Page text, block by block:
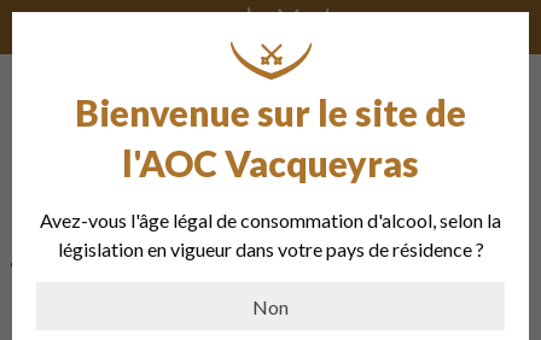
La ferme du Mont
« Une passion illimitée pour les beaux
grenaches »
Bienvenue sur le site de
l'AOC Vacqueyras
Avez-vous l'âge légal de consommation d'alcool, selon la
législation en vigueur dans votre pays de résidence ?
Non